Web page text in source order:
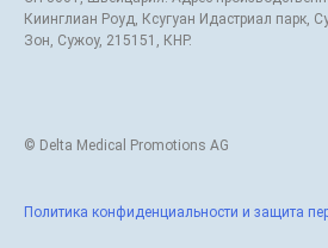
Киинглиан Роуд, Ксугуан Идастриал парк,
Зон, Сужоу, 215151, КНР.
© Delta Medical Promotions AG
Политика конфиденциальности и защита